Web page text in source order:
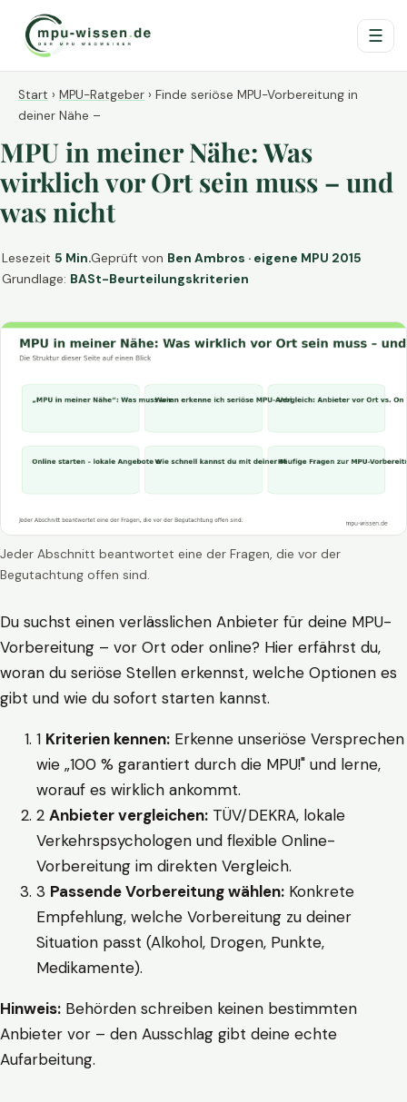
☰
Start › MPU-Ratgeber › Finde seriöse MPU-Vorbereitung in
deiner Nähe –
MPU in meiner Nähe: Was
wirklich vor Ort sein muss – und
was nicht
Lesezeit 5 Min.Geprüft von Ben Ambros · eigene MPU 2015
Grundlage: BASt-Beurteilungskriterien
Jeder Abschnitt beantwortet eine der Fragen, die vor der
Begutachtung offen sind.
Du suchst einen verlässlichen Anbieter für deine MPU-
Vorbereitung – vor Ort oder online? Hier erfährst du,
woran du seriöse Stellen erkennst, welche Optionen es
gibt und wie du sofort starten kannst.
1 Kriterien kennen: Erkenne unseriöse Versprechen
wie „100 % garantiert durch die MPU!" und lerne,
worauf es wirklich ankommt.
2 Anbieter vergleichen: TÜV/DEKRA, lokale
Verkehrspsychologen und flexible Online-
Vorbereitung im direkten Vergleich.
3 Passende Vorbereitung wählen: Konkrete
Empfehlung, welche Vorbereitung zu deiner
Situation passt (Alkohol, Drogen, Punkte,
Medikamente).
Hinweis: Behörden schreiben keinen bestimmten
Anbieter vor – den Ausschlag gibt deine echte
Aufarbeitung.